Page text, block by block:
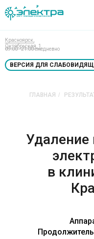
09:00 - 21:00 ежедневно
Красноярск,
Октябрьская, 1.
ВЕРСИЯ ДЛЯ
ГЛАВНАЯ /
Удаление
в